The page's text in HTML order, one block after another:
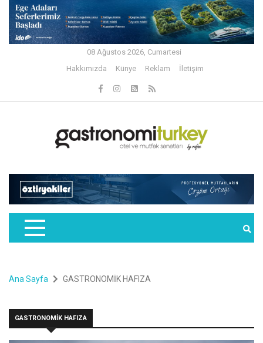
08 Ağustos 2026, Cumartesi
Hakkımızda
Künye Reklam İletişim
Ana Sayfa GASTRONOMİK HAFIZA
GASTRONOMİK HAFIZA